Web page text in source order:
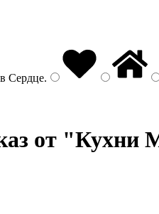
Сердце.
от "Кухни